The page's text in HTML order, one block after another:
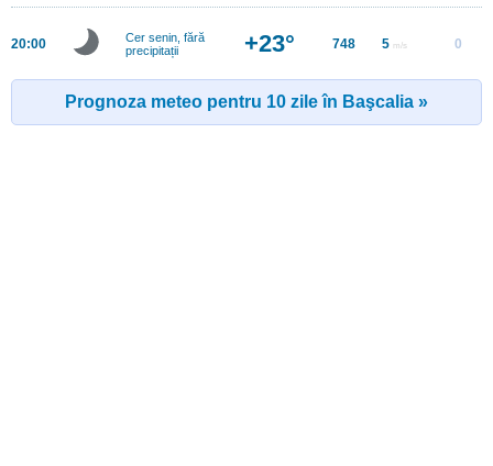
20:00
Cer senin, fără
precipitații
+23° 748 5 m/s 0
Prognoza meteo pentru 10 zile în Başcalia »